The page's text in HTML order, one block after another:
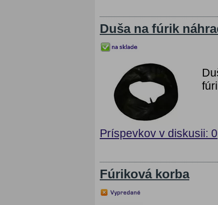
Duša na fúrik
Príspevkov v diskusii: 0
Fúriková korba